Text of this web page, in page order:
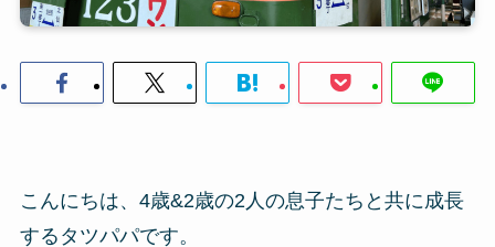
こんにちは、4歳&2歳の2人の息子たちと共に成長
するタツパパです。